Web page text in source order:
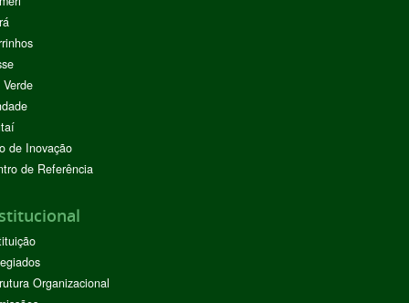
de Inovação
de Referência
Organizacional